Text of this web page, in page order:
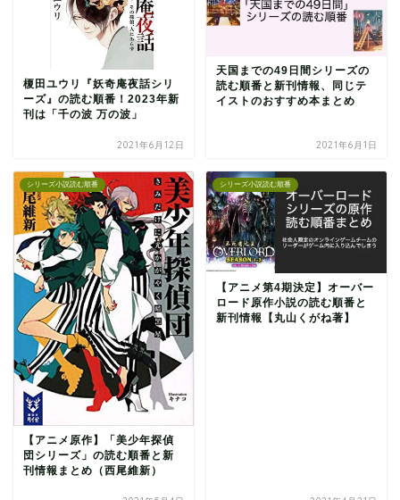
榎田ユウリ『妖奇庵夜話シリ
ーズ』の読む順番！2023年新
刊は「千の波 万の波」
2021年6月12日
天国までの49日間シリーズの
読む順番と新刊情報、同じテ
イストのおすすめ本まとめ
2021年6月1日
シリーズ小説読む順番
【アニメ原作】「美少年探偵
団シリーズ」の読む順番と新
刊情報まとめ（西尾維新）
シリーズ小説読む順番
【アニメ第4期決定】オーバー
ロード原作小説の読む順番と
新刊情報【丸山くがね著】